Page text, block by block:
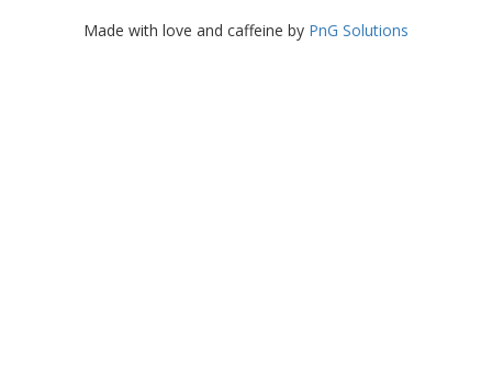
Made with love and caffeine by PnG Solutions